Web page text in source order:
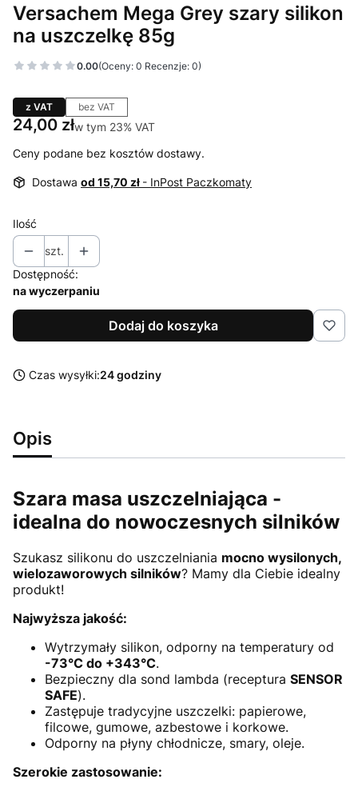
Versachem Mega Grey szary silikon
na uszczelkę 85g
0.00(Oceny: 0 Recenzje: 0)
z VAT bez VAT
Cena
24,00 złw tym 23% VAT
w tym 23% VAT
Ceny podane bez kosztów dostawy.
Dostawa od 15,70 zł - InPost Paczkomaty
Ilość
szt.
Dostępność:
na wyczerpaniu
Dodaj do koszyka
Czas wysyłki:24 godziny
Opis
Szara masa uszczelniająca -
idealna do nowoczesnych silników
Szukasz silikonu do uszczelniania mocno wysilonych,
wielozaworowych silników? Mamy dla Ciebie idealny
produkt!
Najwyższa jakość:
Wytrzymały silikon, odporny na temperatury od
-73°C do +343°C.
Bezpieczny dla sond lambda (receptura SENSOR
SAFE).
Zastępuje tradycyjne uszczelki: papierowe,
filcowe, gumowe, azbestowe i korkowe.
Odporny na płyny chłodnicze, smary, oleje.
Szerokie zastosowanie: